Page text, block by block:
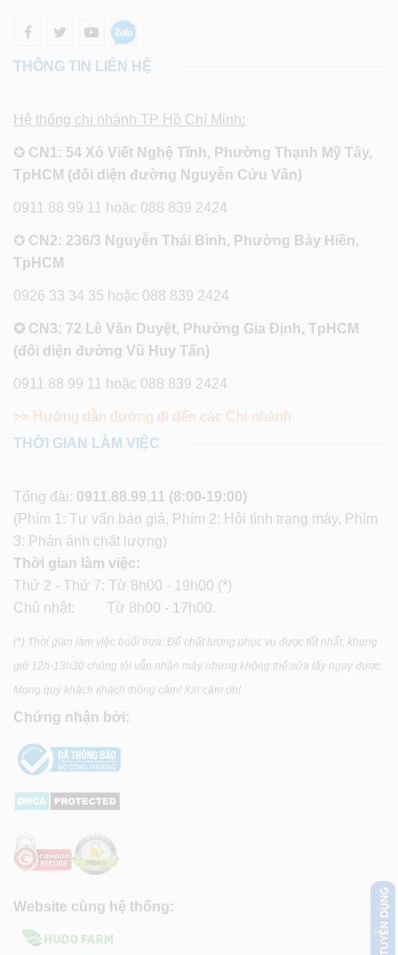
THÔNG TIN LIÊN HỆ
Hệ thống chi nhánh TP Hồ Chí Minh:
✪ CN1: 54 Xô Viết Nghệ Tĩnh, Phường Thạnh Mỹ Tây,
TpHCM (đối diện đường Nguyễn Cửu Vân)
0911 88 99 11 hoặc 088 839 2424
✪ CN2: 236/3 Nguyễn Thái Bình, Phường Bảy Hiền,
TpHCM
0926 33 34 35 hoặc 088 839 2424
✪ CN3: 72 Lê Văn Duyệt, Phường Gia Định, TpHCM
(đối diện đường Vũ Huy Tấn)
0911 88 99 11 hoặc 088 839 2424
>> Hướng dẫn đường đi đến các Chi nhánh
THỜI GIAN LÀM VIỆC
Tổng đài: 0911.88.99.11 (8:00-19:00)
(Phím 1: Tư vấn báo giá, Phím 2: Hỏi tình trạng máy, Phím
3: Phản ánh chất lượng)
Thời gian làm việc:
Thứ 2 - Thứ 7: Từ 8h00 - 19h00 (*)
Chủ nhật: Từ 8h00 - 17h00.
(*) Thời gian làm việc buổi trưa: Để chất lượng phục vụ được tốt nhất, khung
giờ 12h-13h30 chúng tôi vẫn nhận máy nhưng không thể sửa lấy ngay được.
Mong quý khách khách thông cảm! Xin cảm ơn!
Chứng nhận bởi:
Website cùng hệ thống: